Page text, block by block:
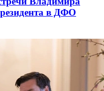
в ДФО